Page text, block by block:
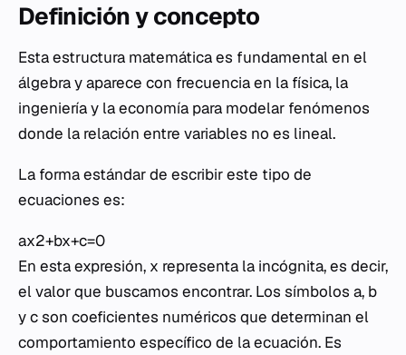
Definición y concepto
Esta estructura matemática es fundamental en el
álgebra y aparece con frecuencia en la física, la
ingeniería y la economía para modelar fenómenos
donde la relación entre variables no es lineal.
La forma estándar de escribir este tipo de
ecuaciones es:
ax2+bx+c=0
En esta expresión, x representa la incógnita, es decir,
el valor que buscamos encontrar. Los símbolos a, b
ycson coeficientes numéricos que determinan el
comportamiento específico de la ecuación. Es